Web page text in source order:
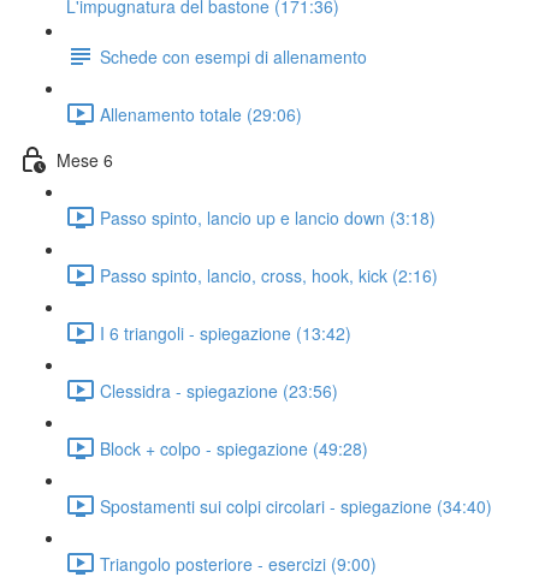
L'impugnatura del bastone (171:36)
Schede con esempi di allenamento
Allenamento totale (29:06)
Mese 6
Passo spinto, lancio up e lancio down (3:18)
Passo spinto, lancio, cross, hook, kick (2:16)
I 6 triangoli - spiegazione (13:42)
Clessidra - spiegazione (23:56)
Block + colpo - spiegazione (49:28)
Spostamenti sui colpi circolari - spiegazione (34:40)
Triangolo posteriore - esercizi (9:00)